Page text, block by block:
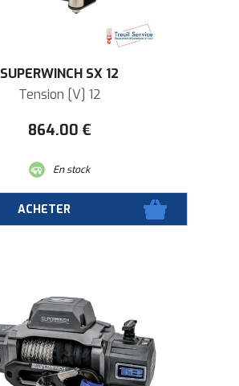
SUPERWINCH SX 12
Tension [V] 12
864.00 €
En stock